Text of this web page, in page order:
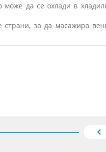
може да се охлади в
страни, за да масажира